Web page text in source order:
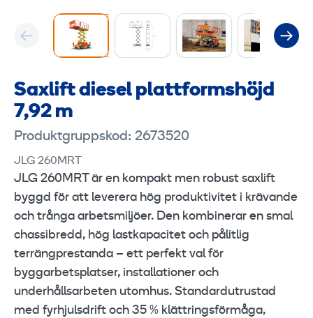
Saxlift diesel plattformshöjd
7,92 m
Produktgruppskod: 2673520
JLG 260MRT
JLG 260MRT är en kompakt men robust saxlift
byggd för att leverera hög produktivitet i krävande
och trånga arbetsmiljöer. Den kombinerar en smal
chassibredd, hög lastkapacitet och pålitlig
terrängprestanda – ett perfekt val för
byggarbetsplatser, installationer och
underhållsarbeten utomhus. Standardutrustad
med fyrhjulsdrift och 35 % klättringsförmåga,